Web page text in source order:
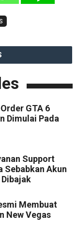
GTA 6
Dimulai Pada
Support
Sebabkan Akun
Membuat
New Vegas